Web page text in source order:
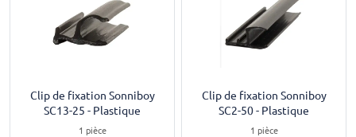
Clip de fixation Sonniboy
SC13-25 - Plastique
1 pièce
Clip de fixation Sonniboy
SC2-50 - Plastique
1 pièce